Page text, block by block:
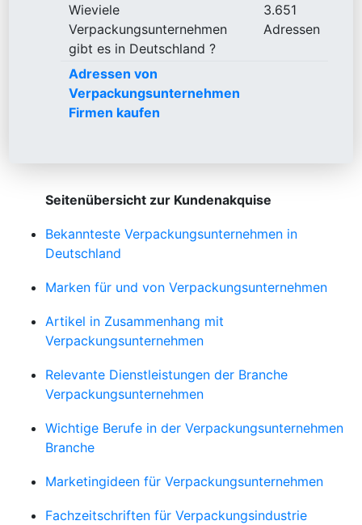
Wieviele
Verpackungsunternehmen
gibt es in Deutschland ?
3.651
Adressen
Adressen von
Verpackungsunternehmen
Firmen kaufen
Seitenübersicht zur Kundenakquise
Bekannteste Verpackungsunternehmen in
Deutschland
Marken für und von Verpackungsunternehmen
Artikel in Zusammenhang mit
Verpackungsunternehmen
Relevante Dienstleistungen der Branche
Verpackungsunternehmen
Wichtige Berufe in der Verpackungsunternehmen
Branche
Marketingideen für Verpackungsunternehmen
Fachzeitschriften für Verpackungsindustrie